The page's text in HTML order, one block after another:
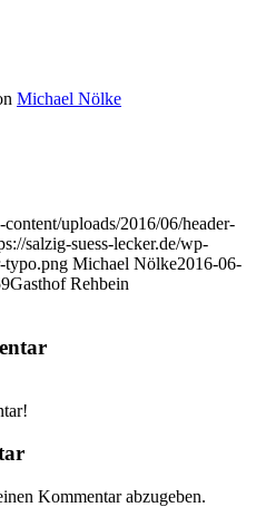
Michael Nölke
uploads/2016/06/header-
salzig-suess-lecker.de/wp-
typo.png Michael Nölke2016-06-
Gasthof Rehbein
Kommentar abzugeben.